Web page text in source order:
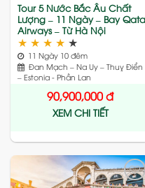
Tour 5 Nước Bắc Âu Chất
Lượng – 11 Ngày – Bay
Airways – Từ Hà Nội
★ ★ ★ ★ ★
11 Ngày 10 đêm
Đan Mạch – Na Uy – Thuỵ Điển
– Estonia - Phần Lan
90,900,000đ
XEM CHI TIẾT